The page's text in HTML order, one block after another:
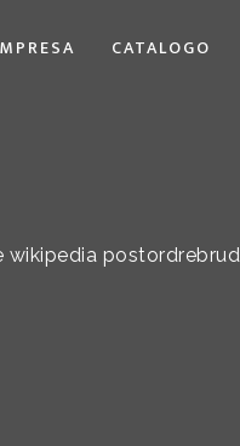
CATALOGO
wikipedia postordrebrud